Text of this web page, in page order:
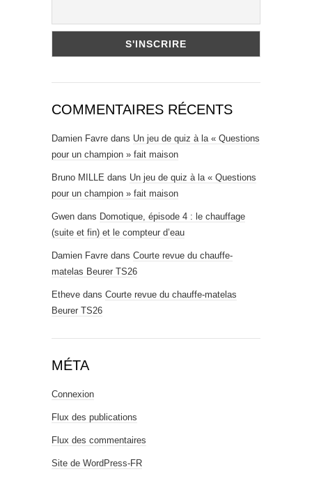
COMMENTAIRES RÉCENTS
Damien Favre dans Un jeu de quiz à la « Questions
pour un champion » fait maison
Bruno MILLE dans Un jeu de quiz à la « Questions
pour un champion » fait maison
Gwen dans Domotique, épisode 4 : le chauffage
(suite et fin) et le compteur d’eau
Damien Favre dans Courte revue du chauffe-
matelas Beurer TS26
Etheve dans Courte revue du chauffe-matelas
Beurer TS26
MÉTA
Connexion
Flux des publications
Flux des commentaires
Site de WordPress-FR